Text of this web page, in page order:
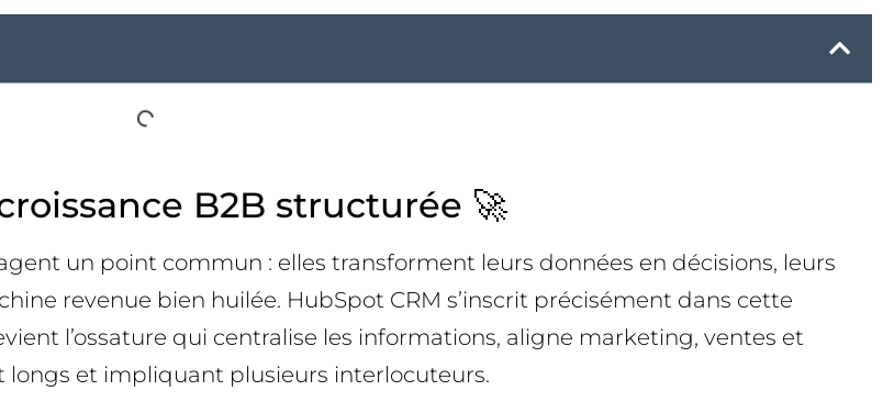
B2B structurée 🚀
un point commun : elles transforment leurs données en décisions, leurs
revenue bien huilée. HubSpot CRM s’inscrit précisément dans cette
l’ossature qui centralise les informations, aligne marketing, ventes et
longs et impliquant plusieurs interlocuteurs.